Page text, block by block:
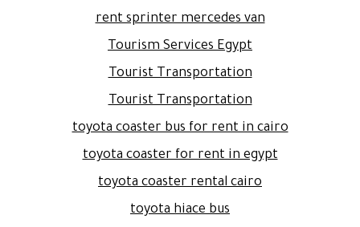
rent sprinter mercedes van
Tourism Services Egypt
Tourist Transportation
Tourist Transportation
toyota coaster bus for rent in cairo
toyota coaster for rent in egypt
toyota coaster rental cairo
toyota hiace bus